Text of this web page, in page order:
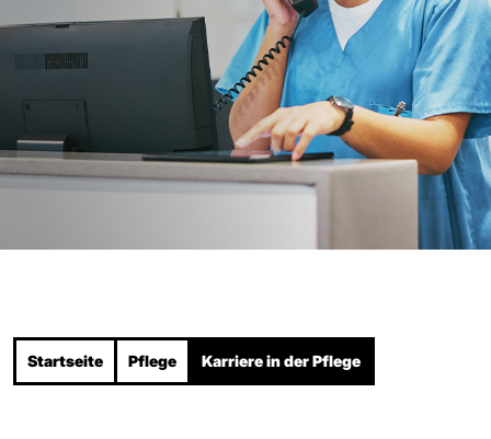
Startseite Pflege Karriere in der Pflege